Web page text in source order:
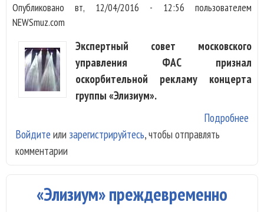
Опубликовановт, 12/04/2016 - 12:56 пользователем
NEWSmuz.com
Экспертный совет московского
управления ФАС признал
оскорбительной рекламу концерта
группы «Элизиум».
Подробнее
Войдите или зарегистрируйтесь, чтобы отправлять
комментарии
«Элизиум» преждевременно